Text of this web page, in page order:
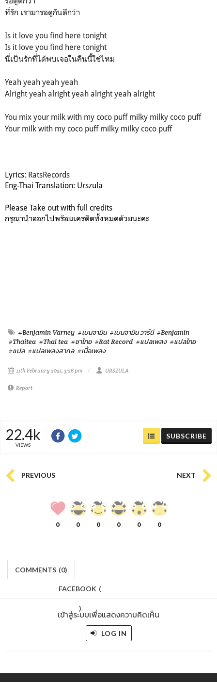
ที่รัก เรามารอดูกันดีกว่า
Is it love you find here tonight
Is it love you find here tonight
นี่เป็นรักที่ได้พบเจอในคืนนี้ใช่ไหม
Yeah yeah yeah yeah
Alright yeah alright yeah alright yeah alright
You mix your milk with my coco puff milky milky coco puff
Your milk with my coco puff milky milky coco puff
Lyrics: RatsRecords
Eng-Thai Translation: Urszula
Please Take out with full credits
กรุณานำออกไปพร้อมเครดิตทั้งหมดด้วยนะคะ
#Benjamin Varney #เบนจามิน #เบนจามิน วาร์นี #Benjamin
#Thaitea #Thai tea #ชาไทย #Rat Record #แปลเพลง #แปลไทย
#แปล #แปลเพลงสากล #เนื้อเพลง
11th February 2021, 3:26 pm URSZULA
Report
22.4k
VIEWS
SUBSCRIBE
PREVIOUS NEXT
0 0 0 0 0 0
COMMENTS (0)
FACEBOOK (
)
เข้าสู่ระบบเพื่อแสดงความคิดเห็น
LOG IN